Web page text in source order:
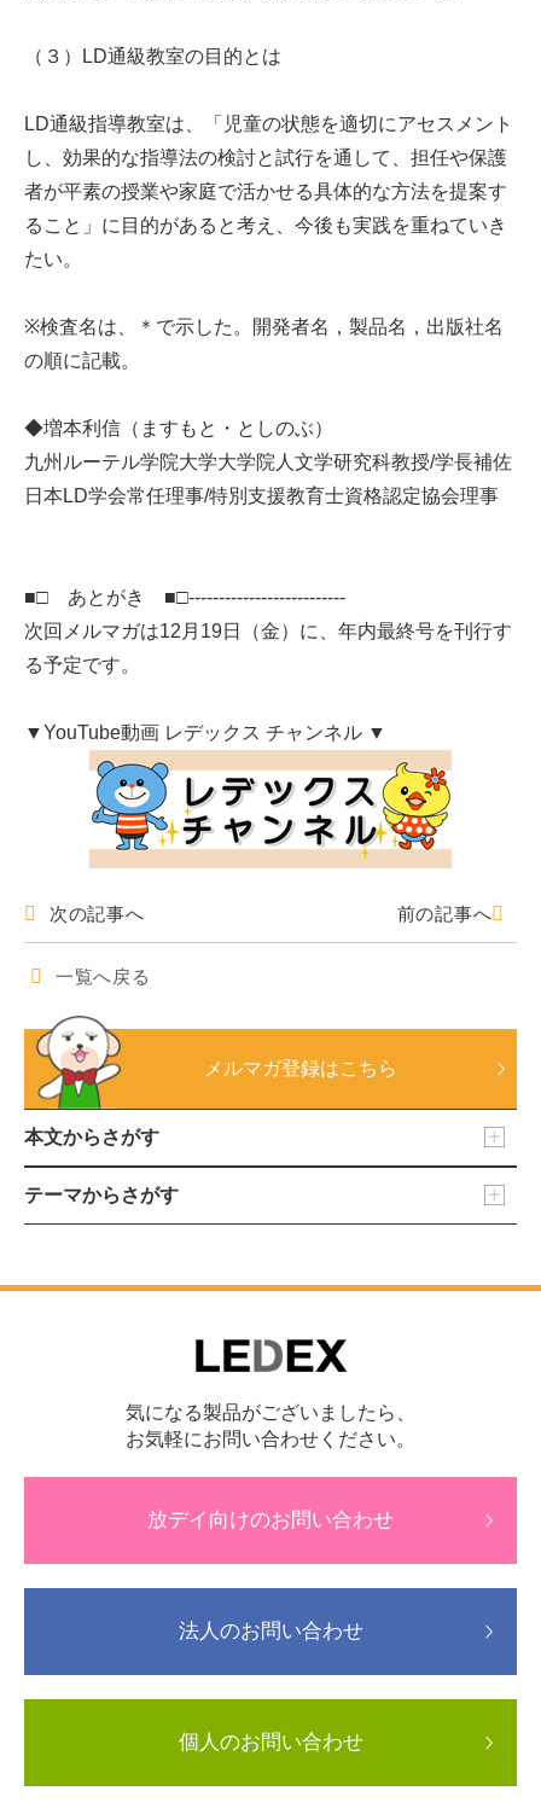
（３）LD通級教室の目的とは
LD通級指導教室は、「児童の状態を適切にアセスメント
し、効果的な指導法の検討と試行を通して、担任や保護
者が平素の授業や家庭で活かせる具体的な方法を提案す
ること」に目的があると考え、今後も実践を重ねていき
たい。
※検査名は、＊で示した。開発者名，製品名，出版社名
の順に記載。
◆増本利信（ますもと・としのぶ）
九州ルーテル学院大学大学院人文学研究科教授/学長補佐
日本LD学会常任理事/特別支援教育士資格認定協会理事
■□ あとがき ■□--------------------------
次回メルマガは12月19日（金）に、年内最終号を刊行す
る予定です。
▼YouTube動画 レデックス チャンネル ▼
前の記事へ
次の記事へ
一覧へ戻る
メルマガ登録はこちら
本文からさがす
テーマからさがす
気になる製品がございましたら、
お気軽にお問い合わせください。
放デイ向けのお問い合わせ
法人のお問い合わせ
個人のお問い合わせ